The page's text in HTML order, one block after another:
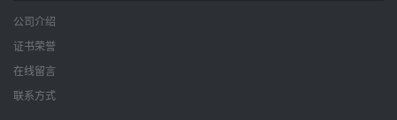
公司介绍
证书荣誉
在线留言
联系方式